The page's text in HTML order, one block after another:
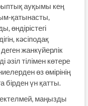
ауқымы кең
қатынасты,
өндірістегі
кәсіподақ
жанкүйерлік
тілімен көтере
өз өмірінің
бірден үн қатты.
маңызды